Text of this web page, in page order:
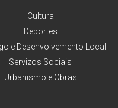
Cultura
Deportes
e Desenvolvemento Local
Servizos Sociais
Urbanismo e Obras